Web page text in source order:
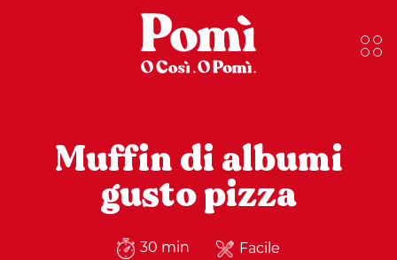
Muffin di albumi
gusto pizza
30 min Facile